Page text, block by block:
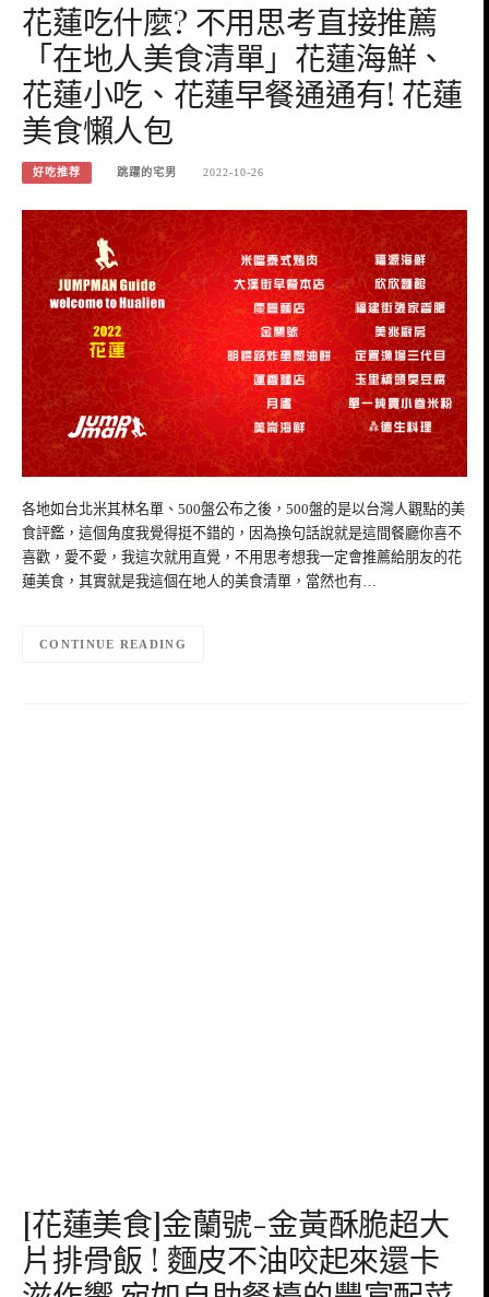
花蓮吃什麼? 不用思考直接推薦
「在地人美食清單」花蓮海鮮、
花蓮小吃、花蓮早餐通通有! 花蓮
美食懶人包
好吃推荐 跳躍的宅男 2022-10-26
各地如台北米其林名單、500盤公布之後，500盤的是以台灣人觀點的美
食評鑑，這個角度我覺得挺不錯的，因為換句話說就是這間餐廳你喜不
喜歡，愛不愛，我這次就用直覺，不用思考想我一定會推薦給朋友的花
蓮美食，其實就是我這個在地人的美食清單，當然也有…
CONTINUE READING
[花蓮美食]金蘭號-金黃酥脆超大
片排骨飯 ! 麵皮不油咬起來還卡